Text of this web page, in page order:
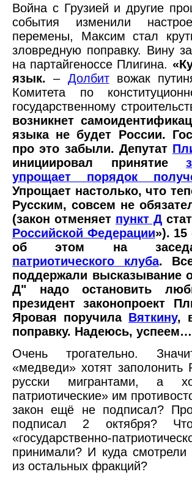
Война с Грузией и другие
события изменили
перемены, Максим стал
зловредную поправку. Вину
на партайгеноссе Плигина.
язык.– Долбитвожак
Комитета
по
государственному
возникнет
языка не будет России.
про это забыли. Депутат
инициировал принятие
упрощает порядок
Упрощает настолько, что
Русским, совсем не
(закон отменяет пункт Д
Российской Федерации»).
об этом на
патриотического клуба.
поддержали высказывание
Д" надо остановить
президент законопроект
Яровая поручила Вяткину,
поправку. Надеюсь,
Очень трогательно.
«медведи» хотят
русски мигрантами, а
патриотические» им
закон ещё не подписал?
подписал 2 октября?
«государственно-
принимали? И куда
из остальных фракций?